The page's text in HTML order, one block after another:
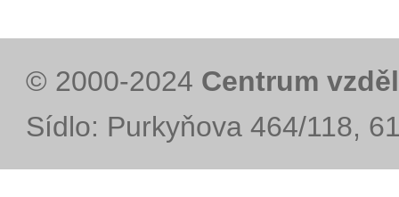
© 2000-2024 Centrum
Sídlo: Purkyňova 464/118,